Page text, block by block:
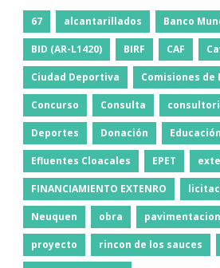
67 alcantarillados Banco
BID (AR-L1420) BIRF CAF
Ciudad Deportiva Comisiones de
Concurso Consulta
Deportes Donación Educación
Efluentes Cloacales EPET
FINANCIAMIENTO EXTENRO
Neuquen obra pavimentacion
proyecto rincon de los sauces